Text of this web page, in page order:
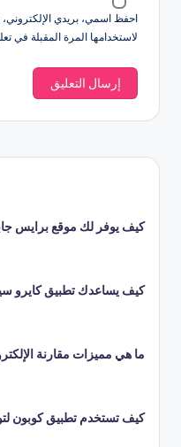
احفظ اسمي، بريدي
لاستخدامها المرة المقبلة في
كيف يوفر لك موقع برايس
كيف يساعدك تطبيق كايرو
ما هي مميزات مقارنة
كيف تستخدم تطبيق كوبون